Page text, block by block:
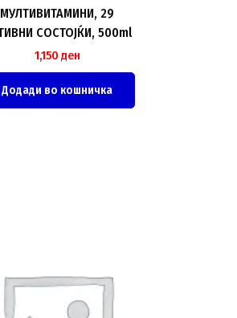
МУЛТИВИТАМИНИ, 29
СОСТОЈЌИ, 500ml
1,150 ден
Додади во кошничка